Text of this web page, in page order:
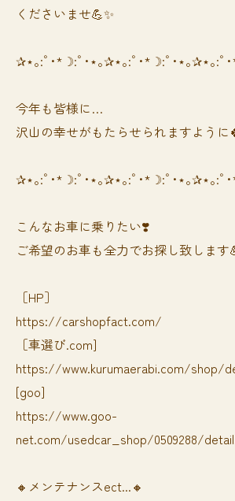
くださいませ💪✨
✰⋆｡:ﾟ･*☽:ﾟ･⋆｡✰⋆｡:ﾟ･*☽:ﾟ･⋆｡✰⋆｡:ﾟ
今年も皆様に…
沢山の幸せがもたらせられますように
✰⋆｡:ﾟ･*☽:ﾟ･⋆｡✰⋆｡:ﾟ･*☽:ﾟ･⋆｡✰⋆｡:ﾟ
⁡⁡⁡こんなお車に乗りたい❣️
ご希望のお車も全力でお探し致します
［HP］
https://carshopfact.com/
［車選び.com]
https://www.kurumaerabi.com/shop/
[goo]
https://www.goo-
net.com/usedcar_shop/0509288/
🔸メンテナンスect...🔸